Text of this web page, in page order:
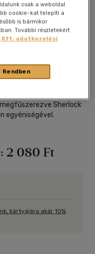
Sherlock
egyéniségével.
2 080 Ft
kártyájára akár 10%
csak a weboldal
cookie-kat telepíti a
is bármikor
További részletekért
Kft. adatkezelési
Rendben